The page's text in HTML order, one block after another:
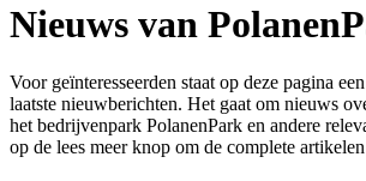
Nieuws van
Voor geïnteresseerden staat op deze pagina
laatste nieuwberichten. Het gaat om nieuws
het bedrijvenpark PolanenPark en andere
op de lees meer knop om de complete